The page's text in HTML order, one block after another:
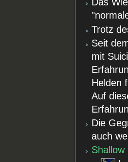
Trotz
Seit
mit
Helden
Auf
Die
auch
Shallow